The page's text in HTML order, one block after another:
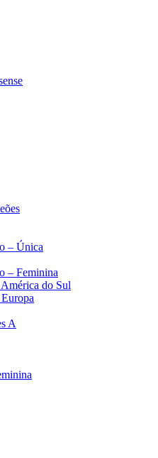
– Única
– Feminina
do Sul
A